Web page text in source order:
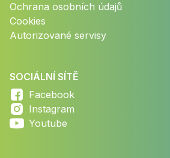
Ochrana osobních údajů
Cookies
Autorizované servisy
SOCIÁLNÍ SÍTĚ
Facebook
Instagram
Youtube